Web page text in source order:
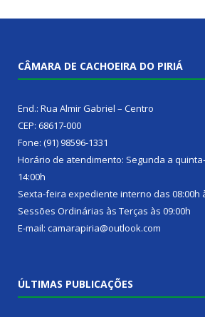
CÂMARA DE CACHOEIRA DO PIRIÁ
End.: Rua Almir Gabriel – Centro
CEP: 68617-000
Fone: (91) 98596-1331
Horário de atendimento: Segunda a
14:00h
Sexta-feira expediente interno das 08:00h
Sessões Ordinárias às Terças às 09:00h
E-mail: camarapiria@outlook.com
ÚLTIMAS PUBLICAÇÕES